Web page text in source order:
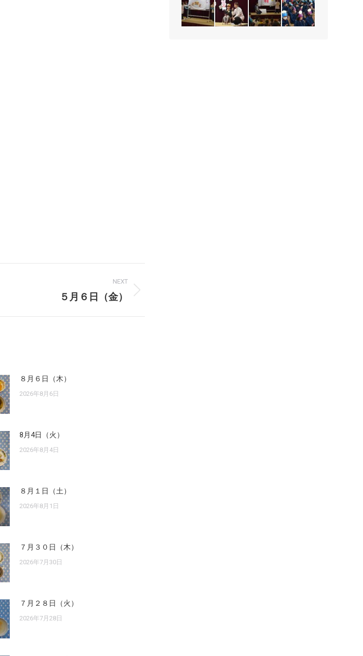
NEXT
５月６日（金）
８月６日（木）
2026年8月6日
8月4日（火）
2026年8月4日
８月１日（土）
2026年8月1日
７月３０日（木）
2026年7月30日
７月２８日（火）
2026年7月28日